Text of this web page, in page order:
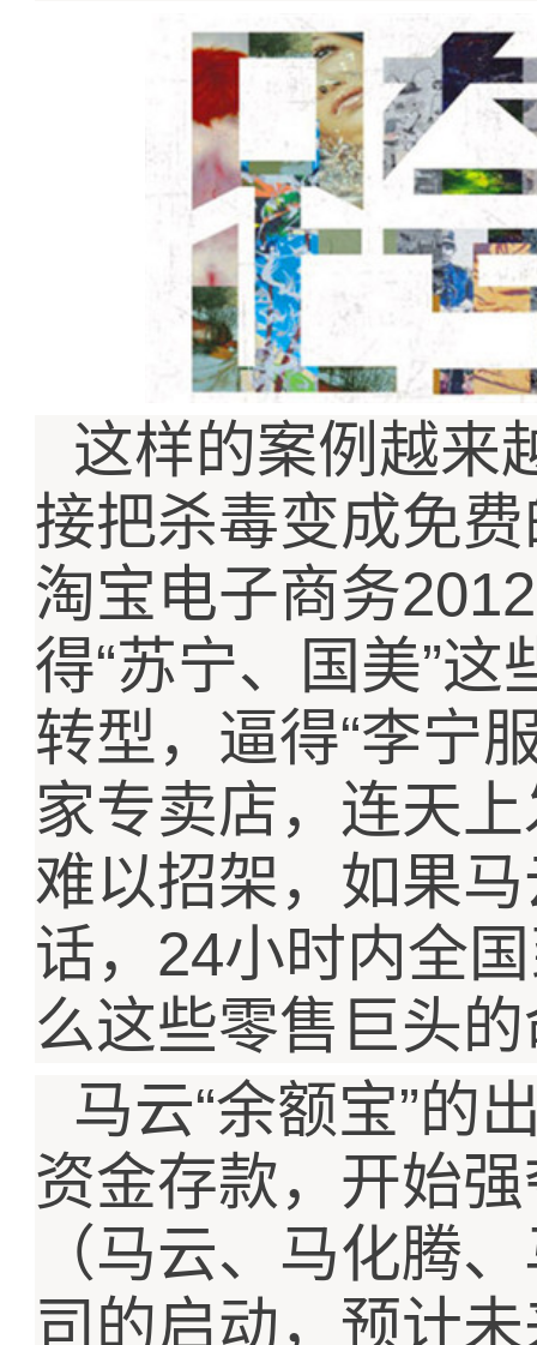
这样的案例越来
接把杀毒变成免
淘宝电子商务2012
得“苏宁、国美”这
转型，逼得“李宁
家专卖店，连天
难以招架，如果
话， 24小时内全
么这些零售巨头
马云“余额宝”的
资金存款，开始
（马云、马化腾
司的启动，预计